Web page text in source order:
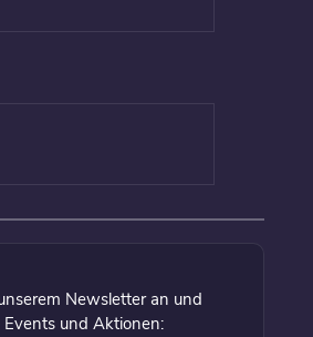
Newsletter an und
und Aktionen: